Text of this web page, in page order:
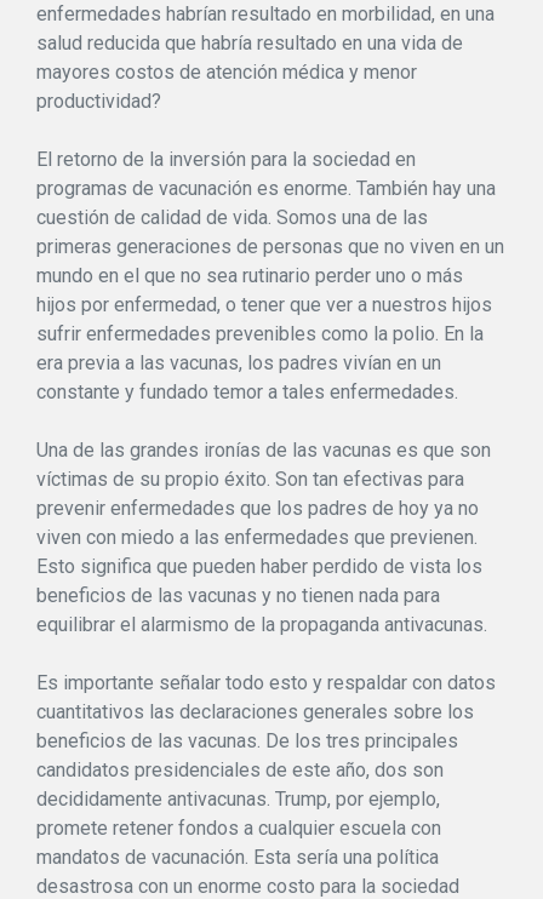
enfermedades habrían resultado en morbilidad, en una
salud reducida que habría resultado en una vida de
mayores costos de atención médica y menor
productividad?
El retorno de la inversión para la sociedad en
programas de vacunación es enorme. También hay una
cuestión de calidad de vida. Somos una de las
primeras generaciones de personas que no viven en un
mundo en el que no sea rutinario perder uno o más
hijos por enfermedad, o tener que ver a nuestros hijos
sufrir enfermedades prevenibles como la polio. En la
era previa a las vacunas, los padres vivían en un
constante y fundado temor a tales enfermedades.
Una de las grandes ironías de las vacunas es que son
víctimas de su propio éxito. Son tan efectivas para
prevenir enfermedades que los padres de hoy ya no
viven con miedo a las enfermedades que previenen.
Esto significa que pueden haber perdido de vista los
beneficios de las vacunas y no tienen nada para
equilibrar el alarmismo de la propaganda antivacunas.
Es importante señalar todo esto y respaldar con datos
cuantitativos las declaraciones generales sobre los
beneficios de las vacunas. De los tres principales
candidatos presidenciales de este año, dos son
decididamente antivacunas. Trump, por ejemplo,
promete retener fondos a cualquier escuela con
mandatos de vacunación. Esta sería una política
desastrosa con un enorme costo para la sociedad